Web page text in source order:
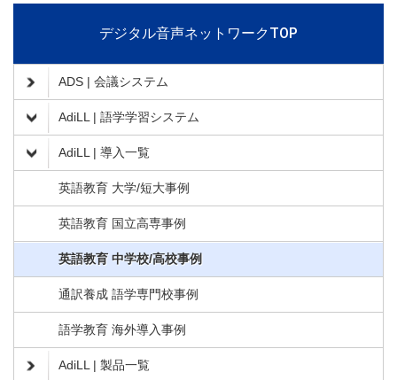
デジタル音声ネットワークTOP
ADS | 会議システム
AdiLL | 語学学習システム
AdiLL | 導入一覧
英語教育 大学/短大事例
英語教育 国立高専事例
英語教育 中学校/高校事例
通訳養成 語学専門校事例
語学教育 海外導入事例
AdiLL | 製品一覧